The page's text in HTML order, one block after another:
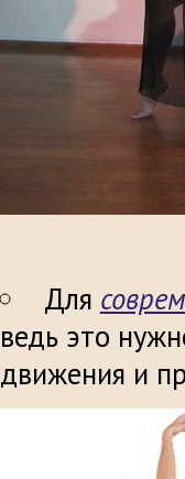
Для
ведь это
движения и